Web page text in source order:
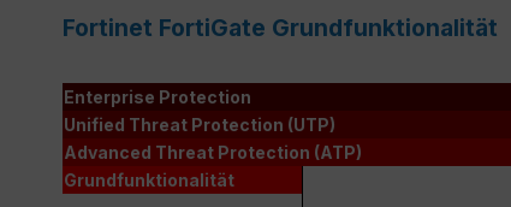
Fortinet FortiGate Grundfunktionalität
Enterprise Protection
Unified Threat Protection (UTP)
Advanced Threat Protection (ATP)
Grundfunktionalität